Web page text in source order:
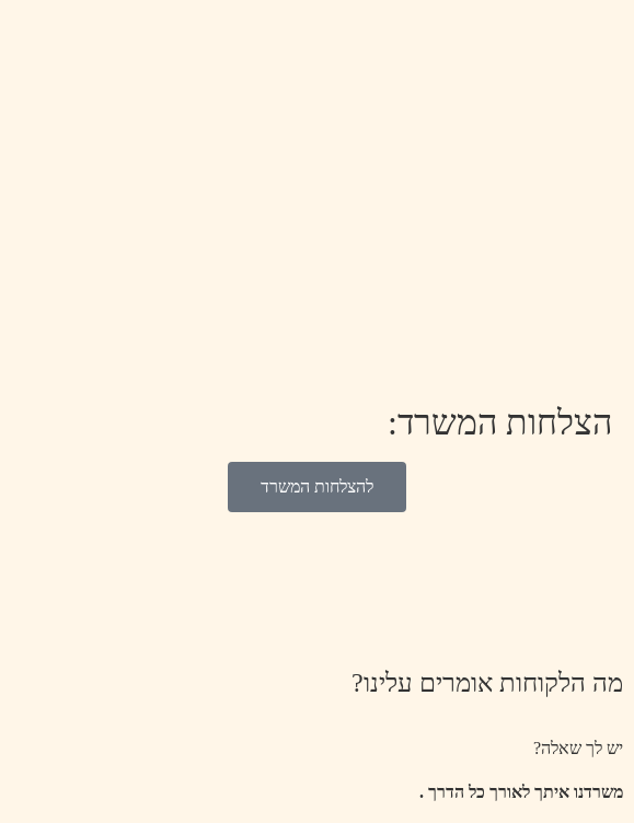
הצלחות המשרד:
להצלחות המשרד
מה הלקוחות אומרים עלינו?
יש לך שאלה?
משרדנו איתך לאורך כל הדרך .